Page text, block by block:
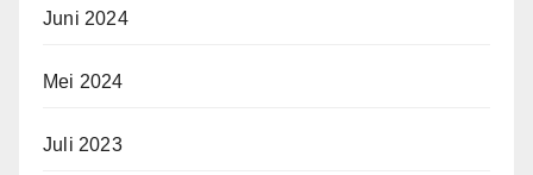
Juni 2024
Mei 2024
Juli 2023